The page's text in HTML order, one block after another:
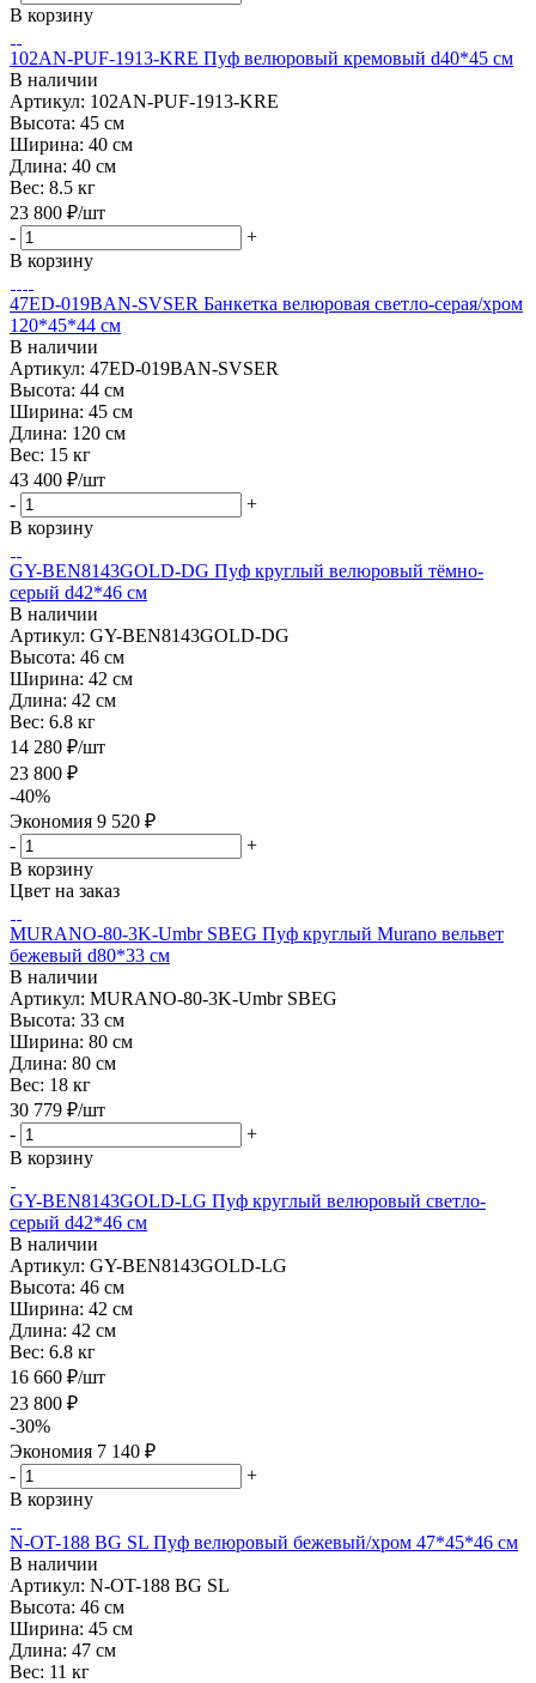
В корзину
102AN-PUF-1913-KRE Пуф велюровый кремовый d40*45 см
В наличии
Артикул: 102AN-PUF-1913-KRE
Высота: 45 см
Ширина: 40 см
Длина: 40 см
Вес: 8.5 кг
23 800 ₽/шт
-
+
В корзину
47ED-019BAN-SVSER Банкетка велюровая светло-серая/хром
120*45*44 см
В наличии
Артикул: 47ED-019BAN-SVSER
Высота: 44 см
Ширина: 45 см
Длина: 120 см
Вес: 15 кг
43 400 ₽/шт
-
+
В корзину
GY-BEN8143GOLD-DG Пуф круглый велюровый тёмно-
серый d42*46 см
В наличии
Артикул: GY-BEN8143GOLD-DG
Высота: 46 см
Ширина: 42 см
Длина: 42 см
Вес: 6.8 кг
14 280 ₽/шт
23 800 ₽
-40%
Экономия 9 520 ₽
-
+
В корзину
Цвет на заказ
MURANO-80-3K-Umbr SBEG Пуф круглый Murano вельвет
бежевый d80*33 см
В наличии
Артикул: MURANO-80-3K-Umbr SBEG
Высота: 33 см
Ширина: 80 см
Длина: 80 см
Вес: 18 кг
30 779 ₽/шт
-
+
В корзину
GY-BEN8143GOLD-LG Пуф круглый велюровый светло-
серый d42*46 см
В наличии
Артикул: GY-BEN8143GOLD-LG
Высота: 46 см
Ширина: 42 см
Длина: 42 см
Вес: 6.8 кг
16 660 ₽/шт
23 800 ₽
-30%
Экономия 7 140 ₽
-
+
В корзину
N-OT-188 BG SL Пуф велюровый бежевый/хром 47*45*46 см
В наличии
Артикул: N-OT-188 BG SL
Высота: 46 см
Ширина: 45 см
Длина: 47 см
Вес: 11 кг